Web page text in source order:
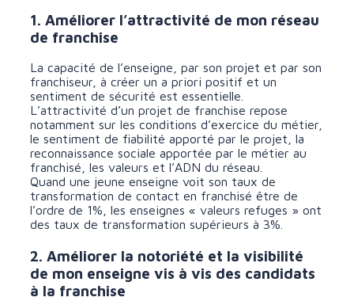
1. Améliorer l’attractivité de mon réseau
de franchise
La capacité de l’enseigne, par son projet et par son
franchiseur, à créer un a priori positif et un
sentiment de sécurité est essentielle.
L’attractivité d’un projet de franchise repose
notamment sur les conditions d’exercice du métier,
le sentiment de fiabilité apporté par le projet, la
reconnaissance sociale apportée par le métier au
franchisé, les valeurs et l’ADN du réseau.
Quand une jeune enseigne voit son taux de
transformation de contact en franchisé être de
l’ordre de 1%, les enseignes « valeurs refuges » ont
des taux de transformation supérieurs à 3%.
2. Améliorer la notoriété et la visibilité
de mon enseigne vis à vis des candidats
à la franchise